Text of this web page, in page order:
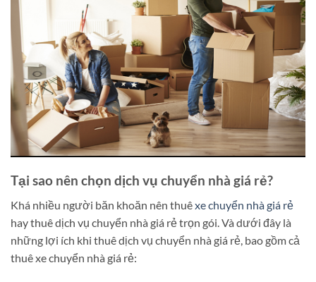
Tại sao nên chọn dịch vụ chuyển nhà giá rẻ?
Khá nhiều người băn khoăn nên thuêxe chuyển nhà giá rẻ
hay thuê dịch vụ chuyển nhà giá rẻ trọn gói. Và dưới đây là
những lợi ích khi thuê dịch vụ chuyển nhà giá rẻ, bao gồm cả
thuê xe chuyển nhà giá rẻ: